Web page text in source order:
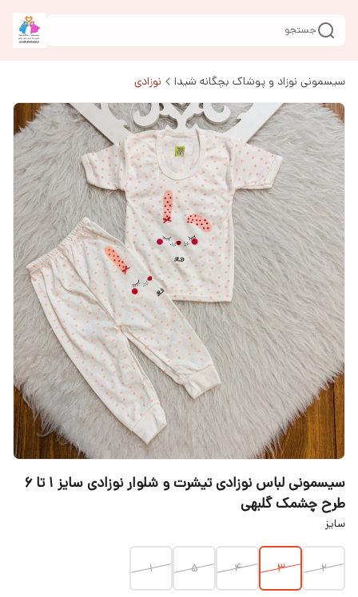
جستجو
سیسمونی نوزاد و پوشاک بچگانه شیدا نوزادی
سیسمونی لباس نوزادی تیشرت و شلوار نوزادی سایز 1 تا ۶
طرح چشمک گلبهی
سایز
2
3 ۴ ۵ ۱